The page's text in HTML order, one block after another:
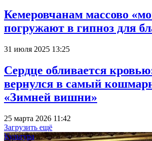
Кемеровчанам массово
погружают в гипноз для
31 июля 2025 13:25
Сердце обливается
вернулся в самый
«Зимней вишни»
25 марта 2026 11:42
Загрузить ещё
Культура